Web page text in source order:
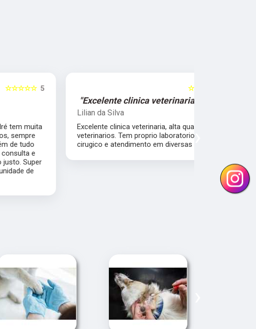
"Excelente clinica veterinaria!"
Lilian da Silva
Excelente clinica veterinaria, alta qualidade dos
veterinarios. Tem proprio laboratorio , centro
cirugico e atendimento em diversas areas.